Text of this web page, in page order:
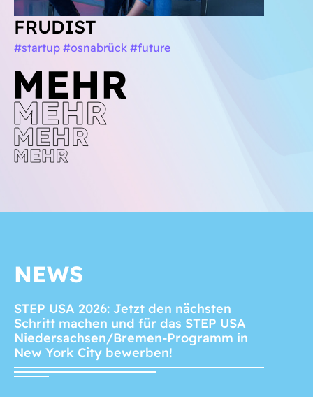
FRUDIST
#startup #osnabrück #future
NEWS
STEP USA 2026: Jetzt den nächsten
Schritt machen und für das STEP USA
Niedersachsen/Bremen-Programm in
New York City bewerben!